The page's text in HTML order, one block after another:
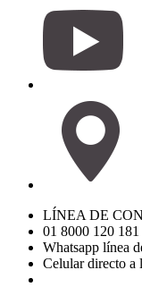
LÍNEA DE
01 8000 120 181
Whatsapp línea
Celular directo a